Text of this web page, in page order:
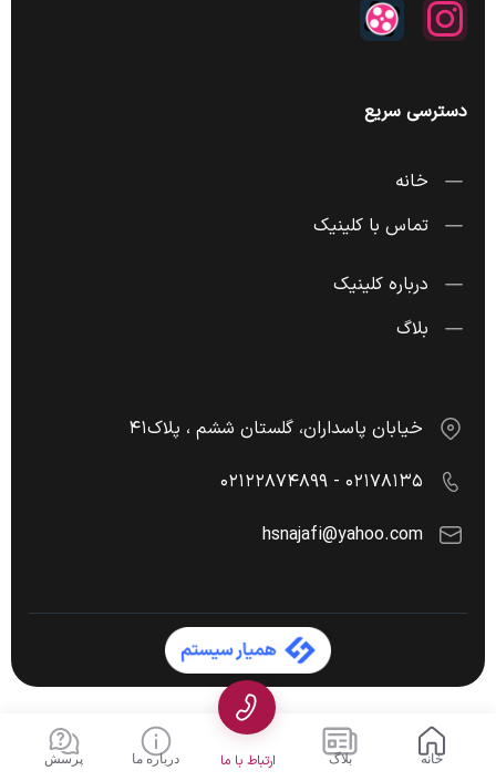
دسترسی سریع
خانه
تماس با کلینیک
درباره کلینیک
بلاگ
خیابان پاسداران، گلستان ششم ، پلاک۴۱
۰۲۱۷۸۱۳۵ - ۰۲۱۲۲۸۷۴۸۹۹
hsnajafi@yahoo.com
خانه بلاگ ارتباط با ما درباره ما پرسش